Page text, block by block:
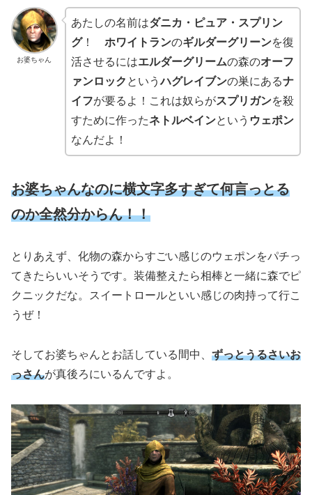
お婆ちゃん
あたしの名前はダニカ・ピュア・スプリン
グ！ ホワイトランのギルダーグリーンを復
活させるにはエルダーグリームの森のオーフ
ァンロック というハグレイブンの巣にあるナ
イフが要るよ！これは奴らがスプリガンを殺
すために作ったネトルベインという ウェポン
なんだよ！
お婆ちゃんなのに横文字多すぎて何言っとる
のか全然分からん！！
とりあえず、化物の森からすごい感じのウェポンをパチっ
てきたらいいそうです。装備整えたら相棒と一緒に森でピ
クニックだな。スイートロールといい感じの肉持って行こ
うぜ！
そしてお婆ちゃんとお話している間中、 ずっとうるさいお
っさんが真後ろにいるんですよ。